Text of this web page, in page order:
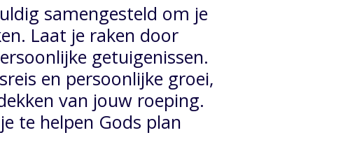
samengesteld om je
Laat je raken door
getuigenissen.
en persoonlijke groei,
van jouw roeping.
te helpen Gods plan